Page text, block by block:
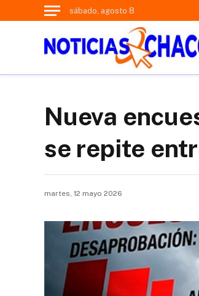
sábado, agosto 8
Nueva
se repite
martes, 12 mayo 2026